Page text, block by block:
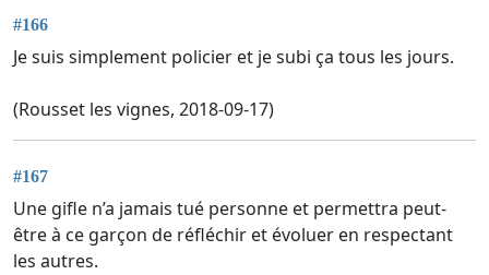
#166
Je suis simplement policier et je subi ça tous les jours.
(Rousset les vignes, 2018-09-17)
#167
Une gifle n’a jamais tué personne et permettra peut-
être à ce garçon de réfléchir et évoluer en respectant
les autres.